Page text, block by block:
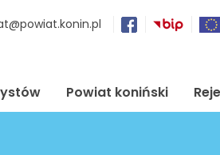
Powiat koniński